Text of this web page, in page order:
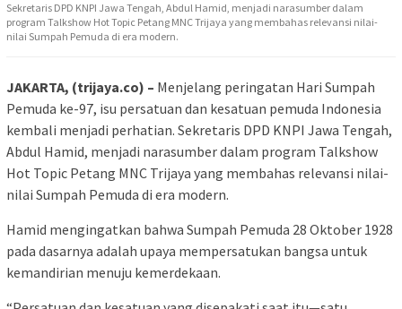
Sekretaris DPD KNPI Jawa Tengah, Abdul Hamid, menjadi narasumber dalam
program Talkshow Hot Topic Petang MNC Trijaya yang membahas relevansi nilai-
nilai Sumpah Pemuda di era modern.
JAKARTA, (trijaya.co) – Menjelang peringatan Hari Sumpah
Pemuda ke-97, isu persatuan dan kesatuan pemuda Indonesia
kembali menjadi perhatian. Sekretaris DPD KNPI Jawa Tengah,
Abdul Hamid, menjadi narasumber dalam program Talkshow
Hot Topic Petang MNC Trijaya yang membahas relevansi nilai-
nilai Sumpah Pemuda di era modern.
Hamid mengingatkan bahwa Sumpah Pemuda 28 Oktober 1928
pada dasarnya adalah upaya mempersatukan bangsa untuk
kemandirian menuju kemerdekaan.